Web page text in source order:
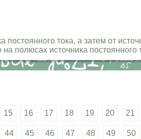
тока, а затем от
источника постоянного
15 16 17 18 19 20 21
44 45 46 47 48 49 50